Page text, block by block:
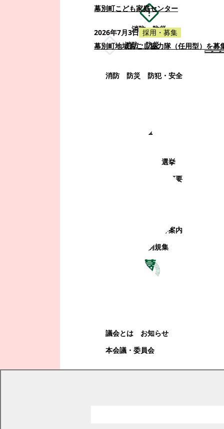
消防・防災
消防・防災
消防 防災 防犯・安全
町政情報
選挙
町の概要
観光地・公共施設等案内
電子掲示場・例規集
議会とは
お知らせ
本会議・委員会
幕別町こども家庭センター
2026年7月3日 採用・募集
幕別町地域おこし協力隊（任用型）を募